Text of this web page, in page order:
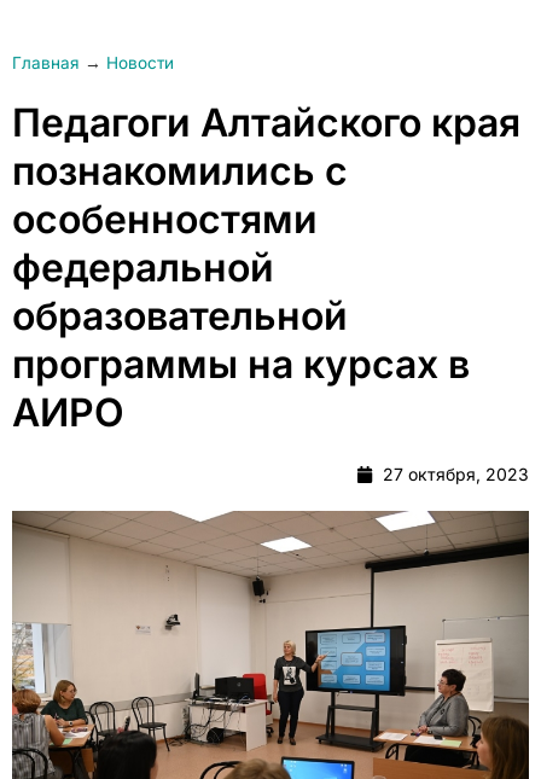
Главная → Новости
Педагоги Алтайского края
познакомились с
особенностями
федеральной
образовательной
программы на курсах в
АИРО
27 октября, 2023